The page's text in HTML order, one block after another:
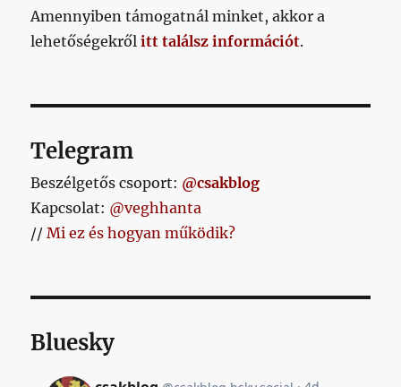
Amennyiben támogatnál minket, akkor a
lehetőségekrőlitt találsz információt.
Telegram
Beszélgetős csoport: @csakblog
Kapcsolat: @veghhanta
//Mi ez és hogyan működik?
Bluesky